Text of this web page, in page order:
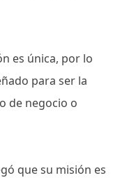
es única, por lo
para ser la
de negocio o
que su misión es